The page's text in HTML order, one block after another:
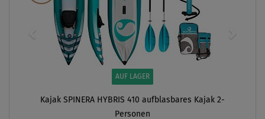
AUF LAGER
Kajak SPINERA HYBRIS 410 aufblasbares Kajak 2-
Personen